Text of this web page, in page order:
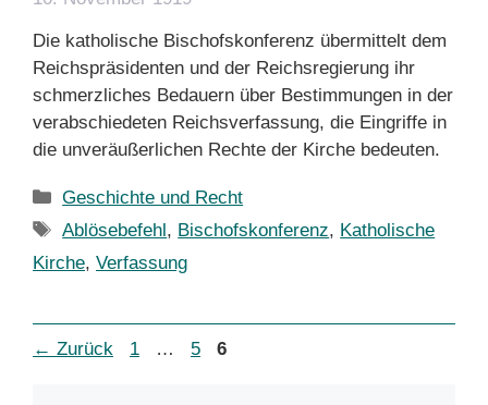
Die katholische Bischofskonferenz übermittelt dem
Reichspräsidenten und der Reichsregierung ihr
schmerzliches Bedauern über Bestimmungen in der
verabschiedeten Reichsverfassung, die Eingriffe in
die unveräußerlichen Rechte der Kirche bedeuten.
Kategorien
Geschichte und Recht
Schlagwörter
Ablösebefehl, Bischofskonferenz, Katholische
Kirche, Verfassung
← Zurück Seite
1 … Seite
5 Seite
6